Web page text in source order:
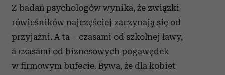
Z badań psychologów wynika, że związki
rówieśników najczęściej zaczynają się od
przyjaźni. A ta – czasami od szkolnej ławy,
a czasami od biznesowych pogawędek
w firmowym bufecie. Bywa, że dla kobiet